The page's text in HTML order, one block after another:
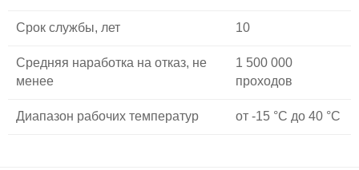
Срок службы, лет 10
Средняя наработка на отказ, не
менее
1 500 000
проходов
Диапазон рабочих температур от -15 °С до 40 °С